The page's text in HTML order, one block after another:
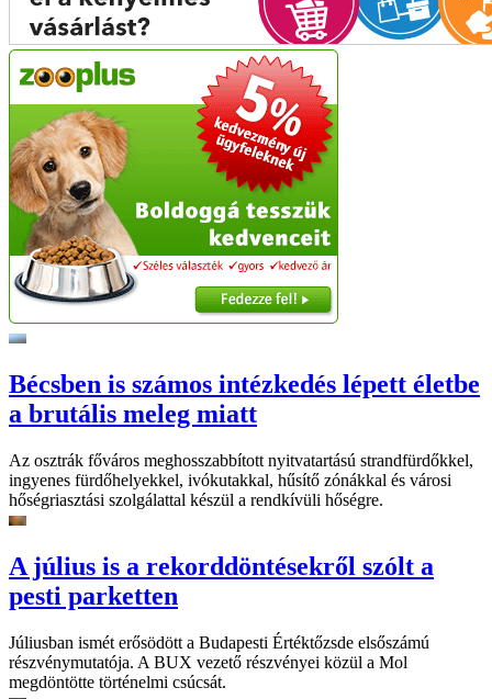
Bécsben is számos intézkedés lépett életbe
a brutális meleg miatt
Az osztrák főváros meghosszabbított nyitvatartású strandfürdőkkel,
ingyenes fürdőhelyekkel, ivókutakkal, hűsítő zónákkal és városi
hőségriasztási szolgálattal készül a rendkívüli hőségre.
A július is a rekorddöntésekről szólt a
pesti parketten
Júliusban ismét erősödött a Budapesti Értéktőzsde elsőszámú
részvénymutatója. A BUX vezető részvényei közül a Mol
megdöntötte történelmi csúcsát.